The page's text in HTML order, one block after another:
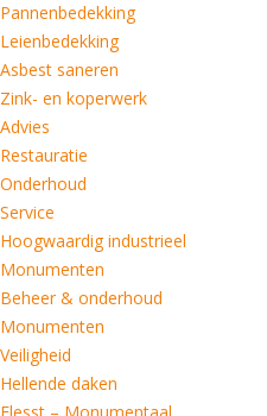
Pannenbedekking
Leienbedekking
Asbest saneren
Zink- en koperwerk
Advies
Restauratie
Onderhoud
Service
Hoogwaardig industrieel
Monumenten
Beheer & onderhoud
Monumenten
Veiligheid
Hellende daken